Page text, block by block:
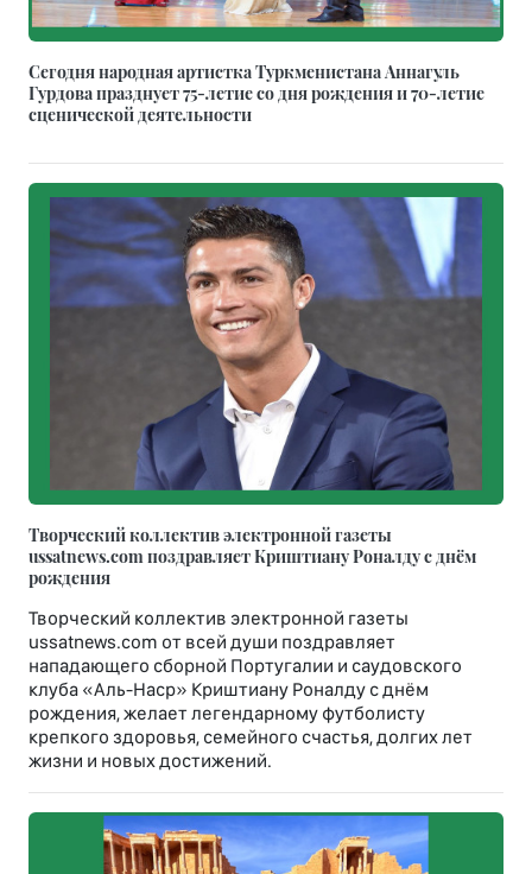
Сегодня народная артистка Туркменистана Аннагуль
Гурдова празднует 75-летие со дня рождения и 70-летие
сценической деятельности
Творческий коллектив электронной газеты
ussatnews.com поздравляет Криштиану Роналду с днём
рождения
Творческий коллектив электронной газеты
ussatnews.com от всей души поздравляет
нападающего сборной Португалии и саудовского
клуба «Аль-Наср» Криштиану Роналду с днём
рождения, желает легендарному футболисту
крепкого здоровья, семейного счастья, долгих лет
жизни и новых достижений.